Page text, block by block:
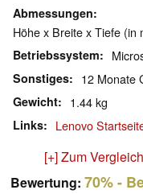
Abmessungen
Höhe x Breite x Tiefe (in
Betriebssystem
Sonstiges 12 Monate
Gewicht 1.44 kg
Links Lenovo
[+] Zum
Bewertung: 70%-